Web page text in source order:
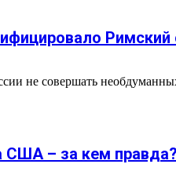
не совершать
США – за кем правда?